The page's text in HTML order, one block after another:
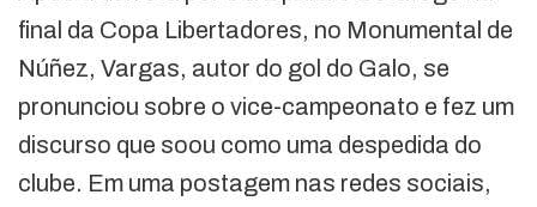
final da Copa Libertadores, no Monumental de
Núñez, Vargas, autor do gol do Galo, se
pronunciou sobre o vice-campeonato e fez um
discurso que soou como uma despedida do
clube. Em uma postagem nas redes sociais,